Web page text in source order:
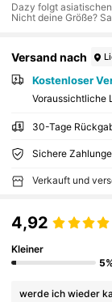
Dazy folgt
Nicht deine Größe?
Versand nach
Kostenloser
Voraussichtliche
30-Tage
Sichere
Verkauft und
4,92
Kleiner
werde ich wieder